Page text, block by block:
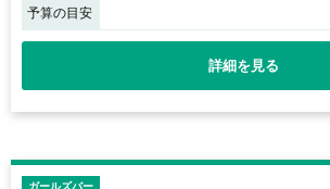
予算の目安
詳細を見る
ガールズバー